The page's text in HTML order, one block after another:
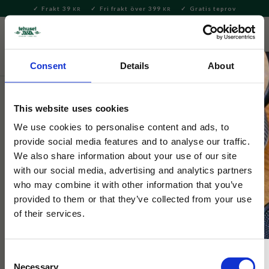
Consent Details About
This website uses cookies
We use cookies to personalise content and ads, to
provide social media features and to analyse our traffic.
We also share information about your use of our site
with our social media, advertising and analytics partners
who may combine it with other information that you’ve
provided to them or that they’ve collected from your use
of their services.
Necessary
Meny
Frakt 39 KR Fri frakt över 399 KR Gratis teprov
Hem & Inredningsdetaljer
Stig Lindberg
Berså Kökshandduk 50x70cm
​Nydesignade, högkvalitativa och svensktillverkade produkter
med Bersådekoren av Stig Lindberg (1916-1982).